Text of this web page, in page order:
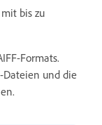
bis zu
Formats.
und die